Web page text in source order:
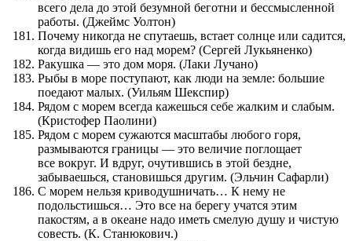
всего дела до этой безумной беготни и бессмысленной
работы. (Джеймс Уолтон)
Почему никогда не спутаешь, встает солнце или садится,
когда видишь его над морем? (Сергей Лукьяненко)
Ракушка — это дом моря. (Лаки Лучано)
Рыбы в море поступают, как люди на земле: большие
поедают малых. (Уильям Шекспир)
Рядом с морем всегда кажешься себе жалким и слабым.
(Кристофер Паолини)
Рядом с морем сужаются масштабы любого горя,
размываются границы — это величие поглощает
все вокруг. И вдруг, очутившись в этой бездне,
забываешься, становишься другим. (Эльчин Сафарли)
С морем нельзя криводушничать… К нему не
подольстишься… Это все на берегу учатся этим
пакостям, а в океане надо иметь смелую душу и чистую
совесть. (К. Станюкович.)